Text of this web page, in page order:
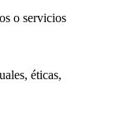
o servicios
éticas,